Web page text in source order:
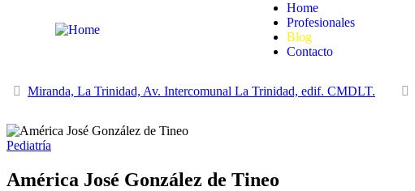
Home
Profesionales
Blog
Contacto
Miranda, La Trinidad, Av. Intercomunal La Trinidad, edif. CMDLT.
Pediatría
América José González de Tineo